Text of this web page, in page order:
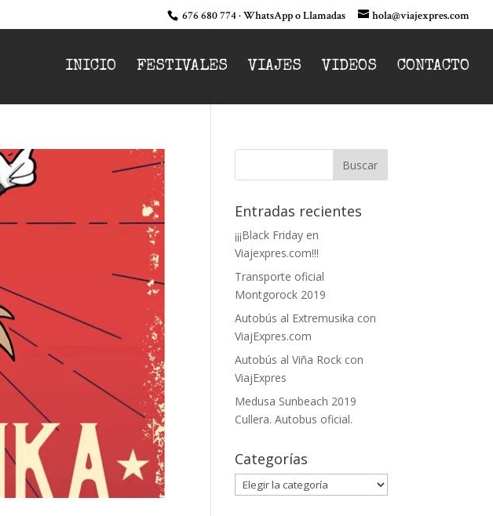
676 680 774 · WhatsApp o Llamadas hola@viajexpres.com
INICIO FESTIVALES VIAJES VIDEOS CONTACTO
Entradas recientes
¡¡¡Black Friday en
Viajexpres.com!!!
Transporte oficial
Montgorock 2019
Autobús al Extremusika con
ViajExpres.com
Autobús al Viña Rock con
ViajExpres
Medusa Sunbeach 2019
Cullera. Autobus oficial.
Categorías
Categorías